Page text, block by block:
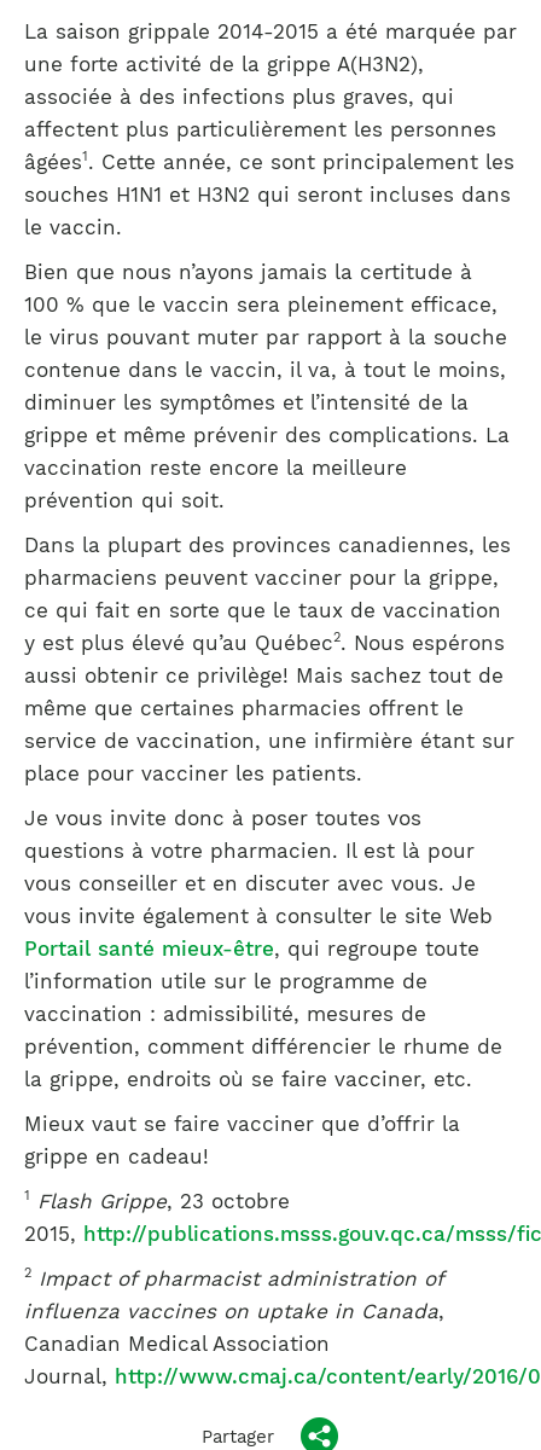
La saison grippale 2014-2015 a été marquée par
une forte activité de la grippe A(H3N2),
associée à des infections plus graves, qui
affectent plus particulièrement les personnes
âgées1 . Cette année, ce sont principalement les
souches H1N1 et H3N2 qui seront incluses dans
le vaccin.
Bien que nous n’ayons jamais la certitude à
100 % que le vaccin sera pleinement efficace,
le virus pouvant muter par rapport à la souche
contenue dans le vaccin, il va, à tout le moins,
diminuer les symptômes et l’intensité de la
grippe et même prévenir des complications. La
vaccination reste encore la meilleure
prévention qui soit.
Dans la plupart des provinces canadiennes, les
pharmaciens peuvent vacciner pour la grippe,
ce qui fait en sorte que le taux de vaccination
y est plus élevé qu’au Québec2. Nous espérons
aussi obtenir ce privilège! Mais sachez tout de
même que certaines pharmacies offrent le
service de vaccination, une infirmière étant sur
place pour vacciner les patients.
Je vous invite donc à poser toutes vos
questions à votre pharmacien. Il est là pour
vous conseiller et en discuter avec vous. Je
vous invite également à consulter le site Web
Portail santé mieux-être, qui regroupe toute
l’information utile sur le programme de
vaccination : admissibilité, mesures de
prévention, comment différencier le rhume de
la grippe, endroits où se faire vacciner, etc.
Mieux vaut se faire vacciner que d’offrir la
grippe en cadeau!
1 Flash Grippe, 23 octobre
2015, http://publications.msss.gouv.qc.ca/msss/
2
Impact of pharmacist administration of
influenza vaccines on uptake in Canada,
Canadian Medical Association
Journal, http://www.cmaj.ca/content/early/2016/
Partager